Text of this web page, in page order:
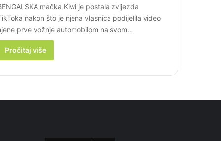
mačka Kiwi je postala zvijezda
nakon što je njena vlasnica podijelila video
prve vožnje automobilom na svom…
Pročitaj više